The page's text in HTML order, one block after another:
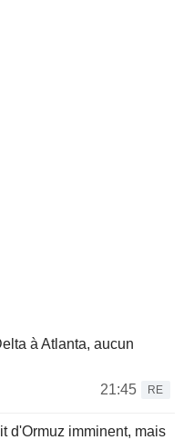
à Atlanta, aucun
21:45
RE
d'Ormuz imminent, mais